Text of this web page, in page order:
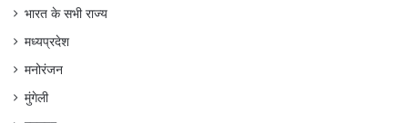
भारत के सभी राज्य
मध्यप्रदेश
मनोरंजन
मुंगेली